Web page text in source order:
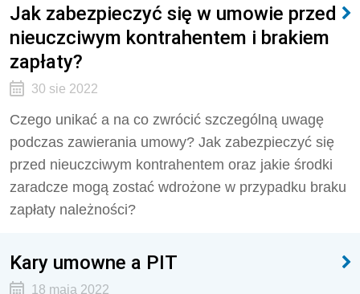
Jak zabezpieczyć się w umowie przed
nieuczciwym kontrahentem i brakiem
zapłaty?
30 sie 2022
Czego unikać a na co zwrócić szczególną uwagę
podczas zawierania umowy? Jak zabezpieczyć się
przed nieuczciwym kontrahentem oraz jakie środki
zaradcze mogą zostać wdrożone w przypadku braku
zapłaty należności?
Kary umowne a PIT
18 maja 2022